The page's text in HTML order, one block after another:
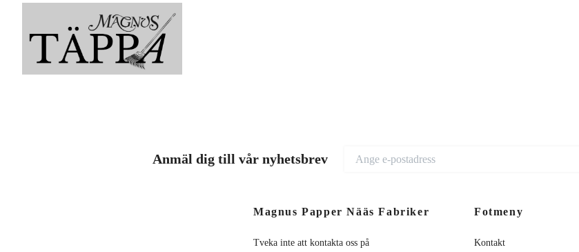
Anmäl dig till vår nyhetsbrev
Magnus Papper Nääs Fabriker
Tveka inte att kontakta oss på
Fotmeny
Kontakt